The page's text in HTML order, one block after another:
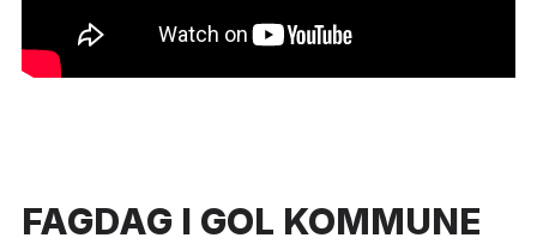
FAGDAG I GOL KOMMUNE